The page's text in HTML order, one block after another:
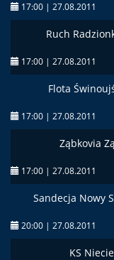
17:00 | 27.08.2011
Ruch
17:00 | 27.08.2011
Flota
17:00 | 27.08.2011
Ząbkovia
17:00 | 27.08.2011
Sandecja Nowy
20:00 | 27.08.2011
KS